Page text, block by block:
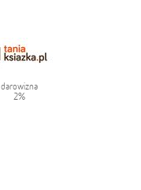
darowizna
2%